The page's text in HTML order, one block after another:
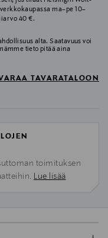
ma–pe 10–
40 €.
alta. Saatavuus voi
tieto pitää aina
TAVARATALOON
toimituksen
Lue lisää